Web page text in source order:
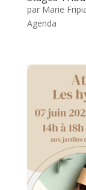
par Marie
Agenda